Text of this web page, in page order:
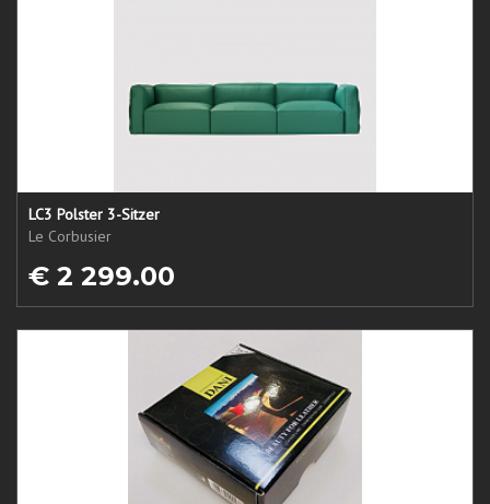
LC3 Polster 3-Sitzer
Le Corbusier
€ 2 299.00